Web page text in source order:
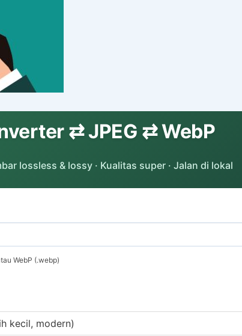
⇄JPEG ⇄ WebP
lossless & lossy · Kualitas super · Jalan di lokal
WebP (.webp)